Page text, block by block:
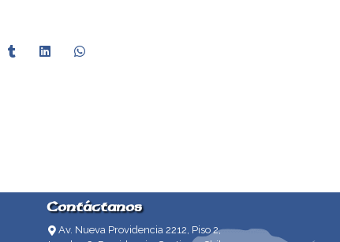
Contáctanos
Av. Nueva Providencia 2212, Piso 2,